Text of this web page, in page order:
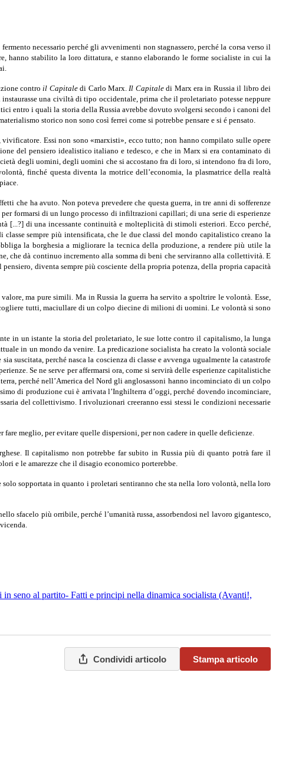
necessario perché gli avvenimenti non stagnassero, perché la corsa verso il
hanno stabilito la loro dittatura, e stanno elaborando le forme socialiste in cui la
controil Capitaledi Carlo Marx.Il Capitaledi Marx era in Russia il libro dei
una civiltà di tipo occidentale, prima che il proletariato potesse neppure
entro i quali la storia della Russia avrebbe dovuto svolgersi secondo i canoni del
storico non sono così ferrei come si potrebbe pensare e si é pensato.
Essi non sono «marxisti», ecco tutto; non hanno compilato sulle opere
del pensiero idealistico italiano e tedesco, e che in Marx si era contaminato di
degli uomini, degli uomini che si accostano fra di loro, si intendono fra di loro,
finché questa diventa la motrice dell’economia, la plasmatrice della realtà
che ha avuto. Non poteva prevedere che questa guerra, in tre anni di sofferenze
formarsi di un lungo processo di infiltrazioni ca­pillari; di una serie di esperienze
[...?] di una incessante continuità e molteplicità di stimoli esteriori. Ecco perché,
classe sempre più intensificata, che le due classi del mondo capitalistico creano la
la borghesia a migliorare la tecnica della produzione, a rendere più utile la
che dà continuo incremento alla somma di beni che serviranno alla collettività. E
diventa sempre più cosciente della propria potenza, della propria capacità
ma pure simili. Ma in Russia la guerra ha servito a spol­trire le volontà. Esse,
tutti, maciullare di un colpo diecine di milioni di uomini. Le volontà si sono
in un istante la storia del proletariato, le sue lotte contro il capitalismo, la lunga
in un mondo da venire. La predicazione socialista ha creato la volontà sociale
suscitata, perché nasca la coscienza di classe e avvenga ugualmente la catastrofe
Se ne serve per affermarsi ora, come si servirà delle esperienze capitalistiche
perché nell’America del Nord gli anglosassoni hanno incominciato di un colpo
di produzione cui è arrivata l’In­ghilterra d’oggi, perché dovendo incominciare,
del collet­tivismo. I rivoluzionari creeranno essi stessi le condizioni necessarie
meglio, per evitare quelle dispersioni, per non cadere in quelle deficienze.
Il capitalismo non potrebbe far subito in Russia più di quanto potrà fare il
e le amarezze che il disagio economico porterebbe.
sopportata in quanto i proletari sentiranno che sta nella loro volontà, nella loro
sfacelo più orribile, perché l’umanità russa, assorbendosi nel lavoro gigantesco,
seno al partito- Fatti e principi nella dinamica socialista (Avanti!,
Condividi articolo Stampa articolo